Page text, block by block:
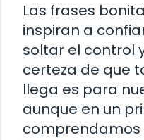
Las frases
inspiran a
soltar el control
certeza de que
llega es para
aunque en un